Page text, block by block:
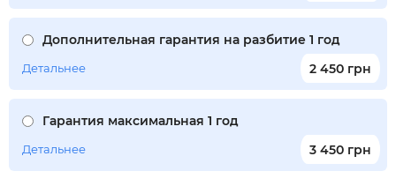
Дополнительная гарантия на разбитие 1 год
2 450 грн
Детальнее
Гарантия максимальная 1 год
3 450 грн
Детальнее